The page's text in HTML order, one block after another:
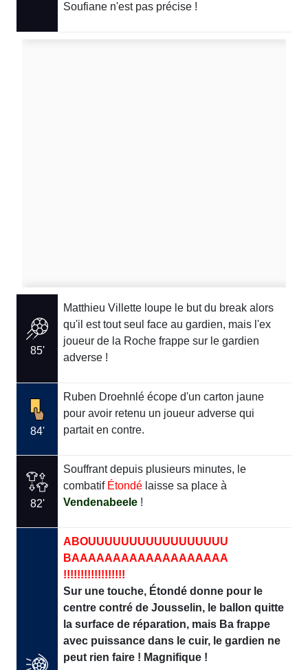
Soufiane n'est pas précise !
85'
Matthieu Villette loupe le but du break alors
qu'il est tout seul face au gardien, mais l'ex
joueur de la Roche frappe sur le gardien
adverse !
84'
Ruben Droehnlé écope d'un carton jaune
pour avoir retenu un joueur adverse qui
partait en contre.
82'
Souffrant depuis plusieurs minutes, le
combatif Étondé laisse sa place à
Vendenabeele !
ABOUUUUUUUUUUUUUUUUU
BAAAAAAAAAAAAAAAAAAA
!!!!!!!!!!!!!!!!!!
Sur une touche, Étondé donne pour le
centre contré de Jousselin, le ballon quitte
la surface de réparation, mais Ba frappe
avec puissance dans le cuir, le gardien ne
peut rien faire ! Magnifique !